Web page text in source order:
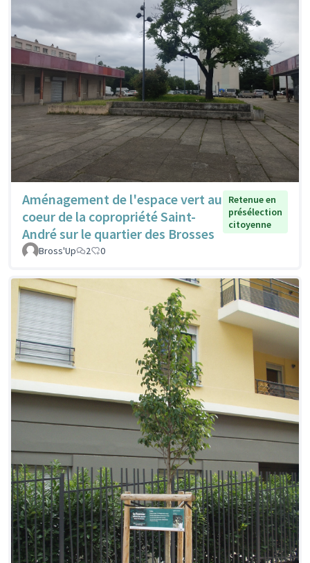
Aménagement de l'espace vert au
coeur de la copropriété Saint-
André sur le quartier des Brosses
Retenue en
présélection
citoyenne
Bross'Up 2 0